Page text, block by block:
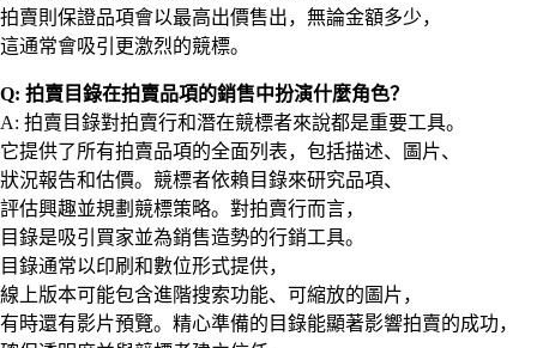
拍賣則保證品項會以最高出價售出，無論金額多少，
這通常會吸引更激烈的競標。
Q: 拍賣目錄在拍賣品項的銷售中扮演什麼角色？
A: 拍賣目錄對拍賣行和潛在競標者來說都是重要工具。
它提供了所有拍賣品項的全面列表，包括描述、圖片、
狀況報告和估價。競標者依賴目錄來研究品項、
評估興趣並規劃競標策略。對拍賣行而言，
目錄是吸引買家並為銷售造勢的行銷工具。
目錄通常以印刷和數位形式提供，
線上版本可能包含進階搜索功能、可縮放的圖片，
有時還有影片預覽。精心準備的目錄能顯著影響拍賣的成功，